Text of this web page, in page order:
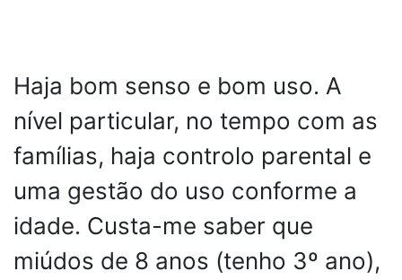
Haja bom senso e bom uso. A
nível particular, no tempo com as
famílias, haja controlo parental e
uma gestão do uso conforme a
idade. Custa-me saber que
miúdos de 8 anos (tenho 3º ano),